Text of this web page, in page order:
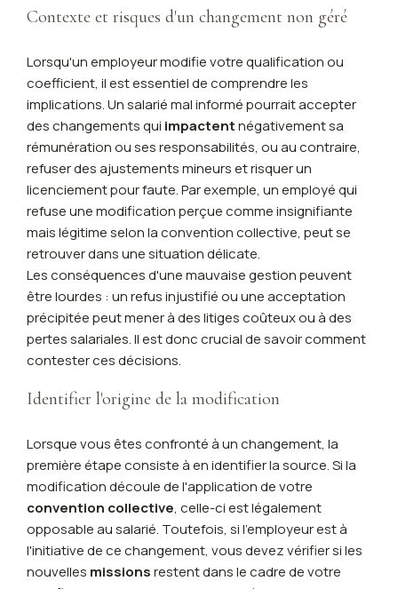
Contexte et risques d'un changement non géré
Lorsqu'un employeur modifie votre qualification ou
coefficient, il est essentiel de comprendre les
implications. Un salarié mal informé pourrait accepter
des changements qui impactentnégativement sa
rémunération ou ses responsabilités, ou au contraire,
refuser des ajustements mineurs et risquer un
licenciement pour faute. Par exemple, un employé qui
refuse une modification perçue comme insignifiante
mais légitime selon la convention collective, peut se
retrouver dans une situation délicate.
Les conséquences d'une mauvaise gestion peuvent
être lourdes : un refus injustifié ou une acceptation
précipitée peut mener à des litiges coûteux ou à des
pertes salariales. Il est donc crucial de savoir comment
contester ces décisions.
Identifier l'origine de la modification
Lorsque vous êtes confronté à un changement, la
première étape consiste à en identifier la source. Si la
modification découle de l'application de votre
convention collective, celle-ci est légalement
opposable au salarié. Toutefois, si l'employeur est à
l'initiative de ce changement, vous devez vérifier si les
nouvelles missionsrestent dans le cadre de votre